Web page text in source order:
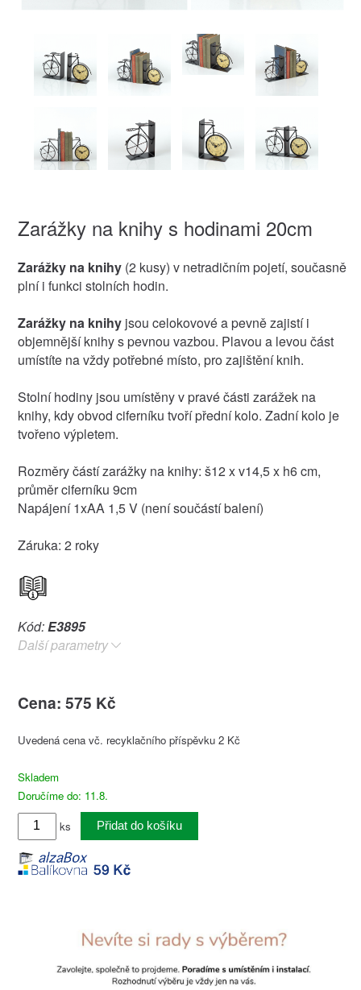
Zarážky na knihy s hodinami 20cm
Zarážky na knihy(2 kusy) v netradičním pojetí, současně
plní i funkci stolních hodin.
Zarážky na knihyjsou celokovové a pevně zajistí i
objemnější knihy s pevnou vazbou. Plavou a levou část
umístíte na vždy potřebné místo, pro zajištění knih.
Stolní hodiny jsou umístěny v pravé části zarážek na
knihy, kdy obvod ciferníku tvoří přední kolo. Zadní kolo je
tvořeno výpletem.
Rozměry částí zarážky na knihy: š12 x v14,5 x h6 cm,
průměr ciferníku 9cm
Napájení 1xAA 1,5 V (není součástí balení)
Záruka: 2 roky
Kód:E3895
Další parametry
Cena: 575 Kč
Uvedená cena vč. recyklačního příspěvku 2 Kč
Skladem
Doručíme do: 11.8.
ks
Přidat do košíku